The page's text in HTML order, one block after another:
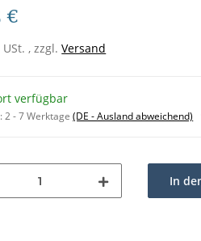
€
USt. , zzgl.Versand
verfügbar
2 - 7 Werktage(DE - Ausland abweichend)
In